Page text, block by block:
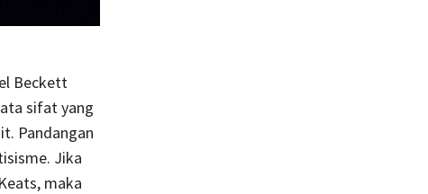
Beckett
sifat yang
Pandangan
Jika
maka